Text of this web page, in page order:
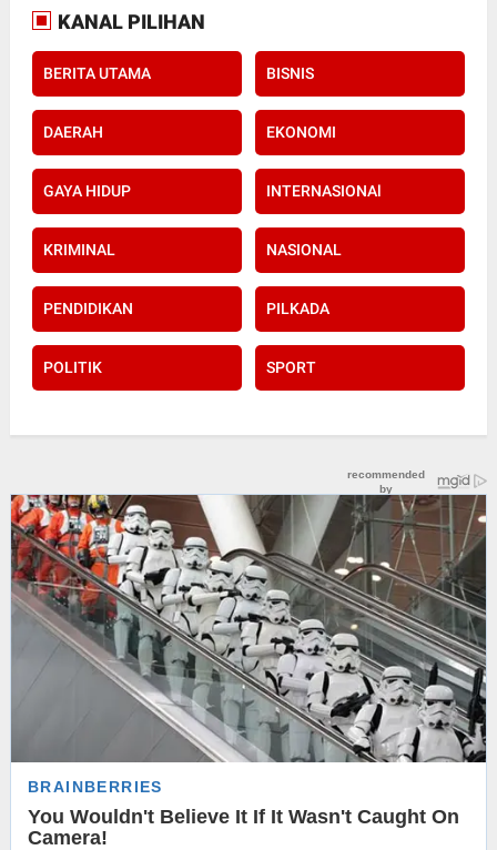
KANAL PILIHAN
BERITA UTAMA BISNIS
DAERAH EKONOMI
GAYA HIDUP INTERNASIONAl
KRIMINAL NASIONAL
PENDIDIKAN PILKADA
POLITIK SPORT